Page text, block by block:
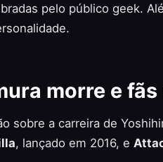
pelo público geek.
morre e
sobre a carreira de
, lançado em 2016, e